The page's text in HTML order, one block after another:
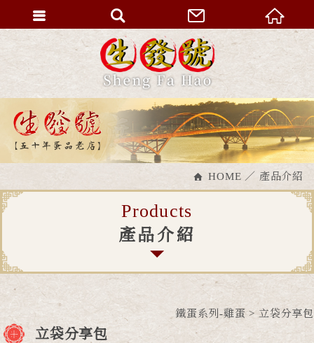
HOME 產品介紹
Products
產品介紹
鐵蛋系列-雞蛋 立袋分享包
立袋分享包